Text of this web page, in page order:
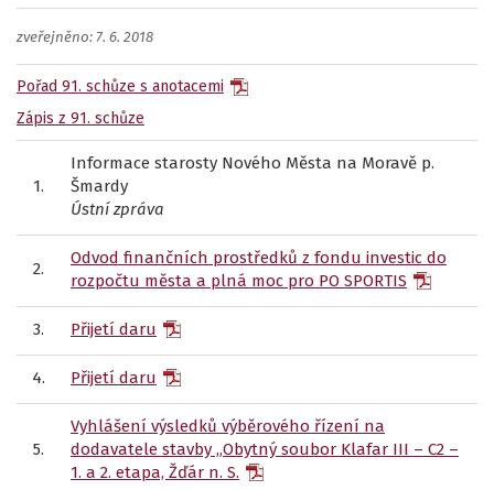
zveřejněno: 7. 6. 2018
Pořad 91. schůze s anotacemi
Zápis z 91. schůze
1.
Informace starosty Nového Města na Moravě p.
Šmardy
Ústní zpráva
2.
Odvod finančních prostředků z fondu investic do
rozpočtu města a plná moc pro PO SPORTIS
3. Přijetí daru
4. Přijetí daru
5.
Vyhlášení výsledků výběrového řízení na
dodavatele stavby „Obytný soubor Klafar III – C2 –
1. a 2. etapa, Žďár n. S.